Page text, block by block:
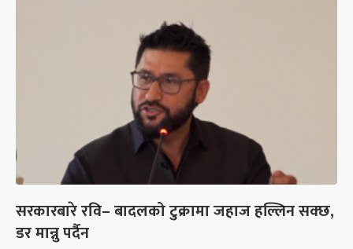
सरकारबारे रवि– बादलको टुक्रामा जहाज हल्लिन सक्छ,
डर मान्नु पर्दैन